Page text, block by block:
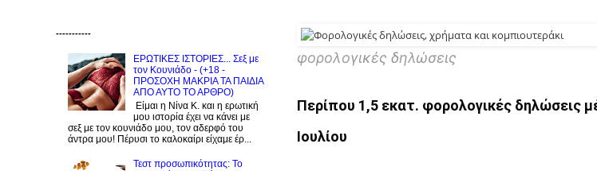
φορολογικές δηλώσεις
Περίπου 1,5 εκατ. φορολογικές δηλώσεις
Ιουλίου
-----------
ΕΡΩΤΙΚΕΣ ΙΣΤΟΡΙΕΣ... Σεξ με
τον Kουνιάδο - (+18 -
ΠΡΟΣΟΧΗ ΜΑΚΡΙΑ ΤΑ ΠΑΙΔΙΑ
ΑΠΟ ΑΥΤΟ ΤΟ ΑΡΘΡΟ)
Είμαι η Νίνα Κ. και η ερωτική
μου ιστορία έχει να κάνει με
σεξ με τον κουνιάδο μου, τον αδερφό του
άντρα μου! Πέρυσι το καλοκαίρι είχαμε έρ...
Τεστ προσωπικότητας: Το